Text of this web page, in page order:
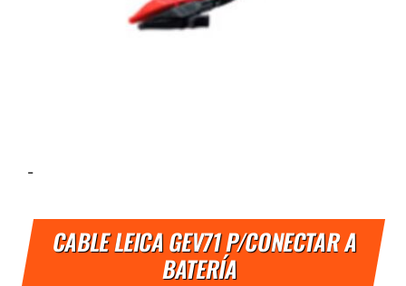
-
CABLE LEICA GEV71 P/CONECTAR A
BATERÍA